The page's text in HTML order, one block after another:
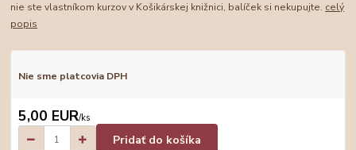
nie ste vlastníkom kurzov v Košikárskej knižnici, balíček si nekupujte. celý
popis
Nie sme platcovia DPH
5,00 EUR/ks
Pridať do košíka